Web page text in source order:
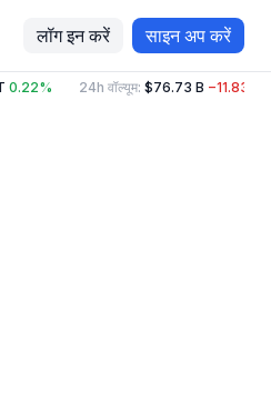
लॉग इन करें साइन अप करें
0.22% 24h वॉल्यूम:$76.73 B −11.83%